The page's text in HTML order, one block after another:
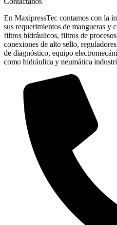
En MaxipressTec contamos con la
sus requerimientos de mangueras y
filtros hidráulicos, filtros de
conexiones de alto sello,
de diagnóstico, equipo
como hidráulica y neumática